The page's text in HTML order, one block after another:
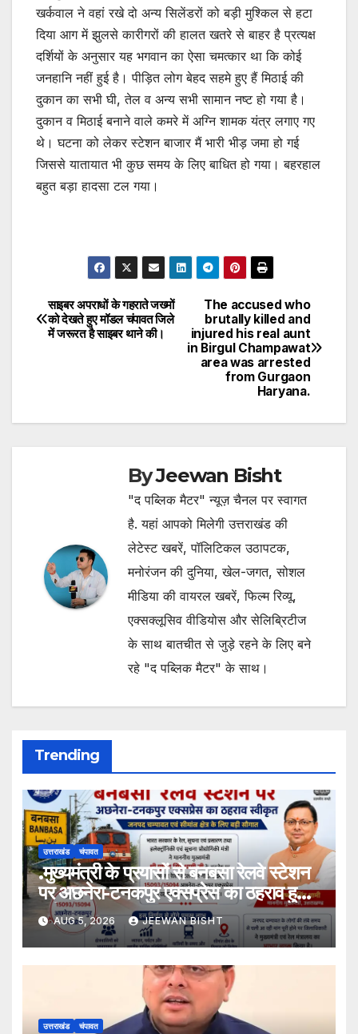
खर्कवाल ने वहां रखे दो अन्य सिलेंडरों को बड़ी मुश्किल से हटा
दिया आग में झुलसे कारीगरों की हालत खतरे से बाहर है प्रत्यक्ष
दर्शियों के अनुसार यह भगवान का ऐसा चमत्कार था कि कोई
जनहानि नहीं हुई है। पीड़ित लोग बेहद सहमे हुए हैं मिठाई की
दुकान का सभी घी, तेल व अन्य सभी सामान नष्ट हो गया है।
दुकान व मिठाई बनाने वाले कमरे में अग्नि शामक यंत्र लगाए गए
थे। घटना को लेकर स्टेशन बाजार मैं भारी भीड़ जमा हो गई
जिससे यातायात भी कुछ समय के लिए बाधित हो गया। बहरहाल
बहुत बड़ा हादसा टल गया।
Post
navigation
The accused who
brutally killed and
injured his real aunt
in Birgul Champawat
area was arrested
from Gurgaon
Haryana.
साइबर अपराधों के गहराते जख्मों
को देखते हुए मॉडल चंपावत जिले
में जरूरत है साइबर थाने की।
ByJeewan Bisht
"द पब्लिक मैटर" न्यूज़ चैनल पर स्वागत
है. यहां आपको मिलेगी उत्तराखंड की
लेटेस्ट खबरें, पॉलिटिकल उठापटक,
मनोरंजन की दुनिया, खेल-जगत, सोशल
मीडिया की वायरल खबरें, फिल्म रिव्यू,
एक्सक्लूसिव वीडियोस और सेलिब्रिटीज
के साथ बातचीत से जुड़े रहने के लिए बने
रहे "द पब्लिक मैटर" के साथ।
Trending
उत्तराखंड चंपावत
.मुख्यमंत्री के प्रयासों से बनबसा रेलवे स्टेशन
पर अछनेरा-टनकपुर एक्सप्रेस का ठहराव हुआ
स्वीकृत
AUG 5, 2026 JEEWAN BISHT
उत्तराखंड चंपावत